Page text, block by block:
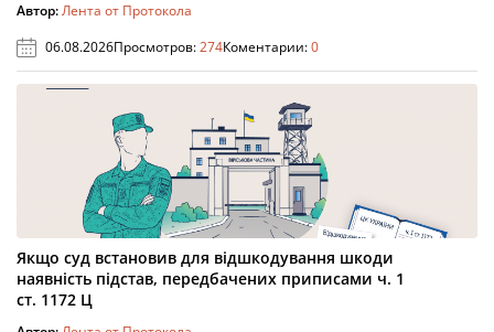
Автор:Лента от Протокола
06.08.2026Просмотров:274Коментарии:0
Якщо суд встановив для відшкодування шкоди
наявність підстав, передбачених приписами ч. 1
ст. 1172 Ц